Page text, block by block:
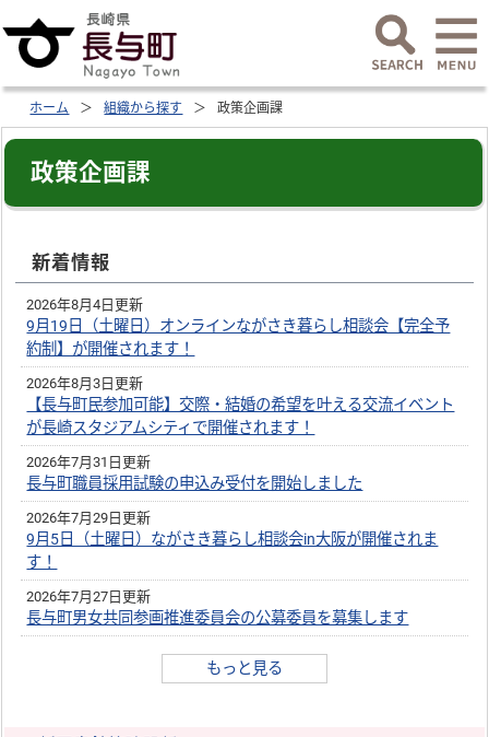
ホーム 組織から探す 政策企画課
政策企画課
新着情報
2026年8月4日更新
9月19日（土曜日）オンラインながさき暮らし相談会【完全予
約制】が開催されます！
2026年8月3日更新
【長与町民参加可能】交際・結婚の希望を叶える交流イベント
が長崎スタジアムシティで開催されます！
2026年7月31日更新
長与町職員採用試験の申込み受付を開始しました
2026年7月29日更新
9月5日（土曜日）ながさき暮らし相談会in大阪が開催されま
す！
2026年7月27日更新
長与町男女共同参画推進委員会の公募委員を募集します
もっと見る